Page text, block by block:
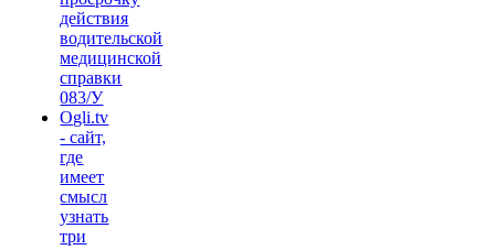
действия
водительской
медицинской
справки
083/У
Ogli.tv
- сайт,
где
имеет
смысл
узнать
три